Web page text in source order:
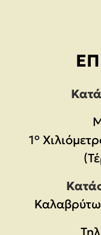
1°